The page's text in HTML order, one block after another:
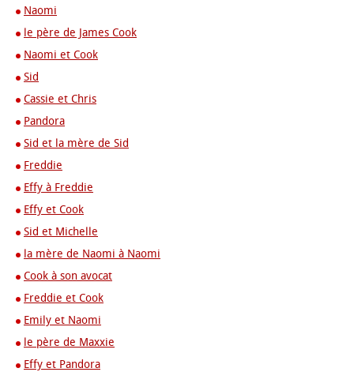
Naomi
le père de James Cook
Naomi et Cook
Sid
Cassie et Chris
Pandora
Sid et la mère de Sid
Freddie
Effy à Freddie
Effy et Cook
Sid et Michelle
la mère de Naomi à Naomi
Cook à son avocat
Freddie et Cook
Emily et Naomi
le père de Maxxie
Effy et Pandora